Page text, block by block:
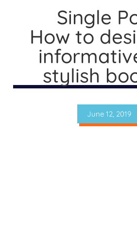
Single
How to
stylish
June 12, 2019